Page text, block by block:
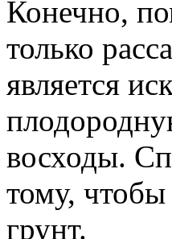
Конечно,
только
является
восходы.
тому,
грунт.